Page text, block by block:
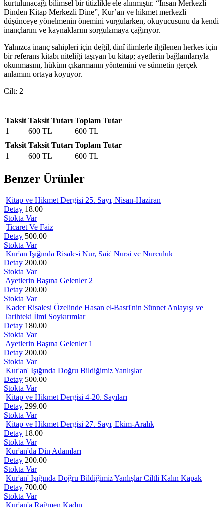
kurtulunacağı bilimsel bir titizlikle ele alınmıştır. “İnsan Merkezli
Dinden Kitap Merkezli Dine”, Kur’an ve hikmet merkezli
düşünceye yönelmenin önemini vurgularken, okuyucusunu da kendi
inançlarını ve kaynaklarını sorgulamaya çağırıyor.
Yalnızca inanç sahipleri için değil, dinî ilimlerle ilgilenen herkes için
bir referans kitabı niteliği taşıyan bu kitap; ayetlerin bağlamlarıyla
okunmasını, hüküm çıkarmanın yöntemini ve sünnetin gerçek
anlamını ortaya koyuyor.
Cilt: 2
Taksit Taksit Tutarı Toplam Tutar
1
600 TL
600 TL
Taksit Taksit Tutarı Toplam Tutar
1
600 TL 600 TL
Benzer Ürünler
Kitap ve Hikmet Dergisi 25. Sayı, Nisan-Haziran
Detay 18.00
Stokta Var
Ticaret Ve Faiz
Detay 500.00
Stokta Var
Kur'an Işığında Risale-i Nur, Said Nursi ve Nurculuk
Detay 200.00
Stokta Var
Ayetlerin Başına Gelenler 2
Detay 200.00
Stokta Var
Kader Risalesi Özelinde Hasan el-Basri'nin Sünnet Anlayışı ve
Tarihteki İlmi Soykırımlar
Detay 180.00
Stokta Var
Ayetlerin Başına Gelenler 1
Detay 200.00
Stokta Var
Kur'an' Işığında Doğru Bildiğimiz Yanlışlar
Detay 500.00
Stokta Var
Kitap ve Hikmet Dergisi 4-20. Sayıları
Detay 299.00
Stokta Var
Kitap ve Hikmet Dergisi 27. Sayı, Ekim-Aralık
Detay 18.00
Stokta Var
Kur'an'da Din Adamları
Detay 200.00
Stokta Var
Kur'an' Işığında Doğru Bildiğimiz Yanlışlar Ciltli Kalın Kapak
Detay 700.00
Stokta Var
Kur'an'a Rağmen Kadın